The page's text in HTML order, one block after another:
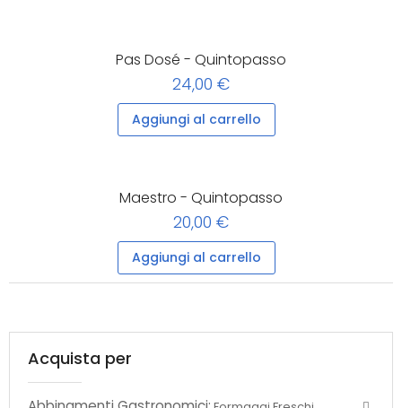
Pas Dosé - Quintopasso
24,00 €
Aggiungi al carrello
Maestro - Quintopasso
20,00 €
Aggiungi al carrello
Acquista per